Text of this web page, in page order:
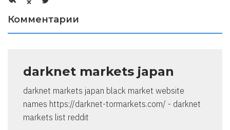
Комментарии
darknet markets japan
darknet markets japan black market website
names https://darknet-tormarkets.com/ - darknet
markets list reddit